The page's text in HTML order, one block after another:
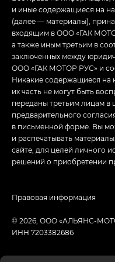
и иные содержащиеся на
(далее — материалы),
входящим в ООО «ГАК
а также иным третьим в
заключенных между
ООО «ГАК МОТОР РУС» и
Никакие содержащиеся на
их часть не могут быть
переданы третьим лицам в
предварительного
в письменной форме. Вы
и распечатывать
сайте, для целей личного
решений о приобретении
© 2026, ООО «АЛЬЯНС-
ИНН 7203382686
Правовая информация